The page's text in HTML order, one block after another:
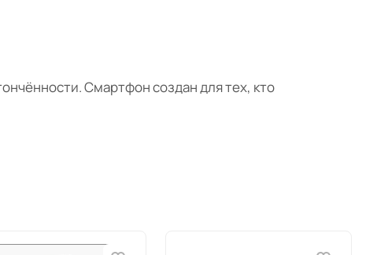
Смартфон создан для тех, кто